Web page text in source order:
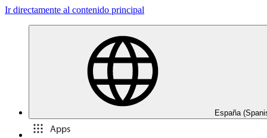
Ir directamente al contenido principal
España
Apps